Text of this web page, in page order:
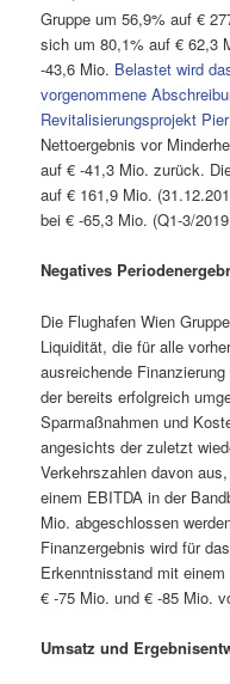
Gruppe um 56,9% auf €
sich um 80,1% auf € 62,3
-43,6 Mio. Belastet wird
vorgenommene
Revitalisierungsprojekt
Nettoergebnis vor
auf € -41,3 Mio. zurück.
auf € 161,9 Mio.
bei € -65,3 Mio. (Q1-3/
Negatives
Die Flughafen Wien
Liquidität, die für alle
ausreichende
der bereits erfolgreich
Sparmaßnahmen und
angesichts der zuletzt
Verkehrszahlen davon
einem EBITDA in der
Mio. abgeschlossen
Finanzergebnis wird für
Erkenntnisstand mit
€ -75 Mio. und € -85 Mio.
Umsatz und